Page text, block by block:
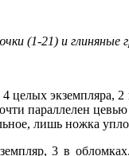
(1‑21) и глиняные
целых экземпляра,
параллелен
лишь ножка
3 в